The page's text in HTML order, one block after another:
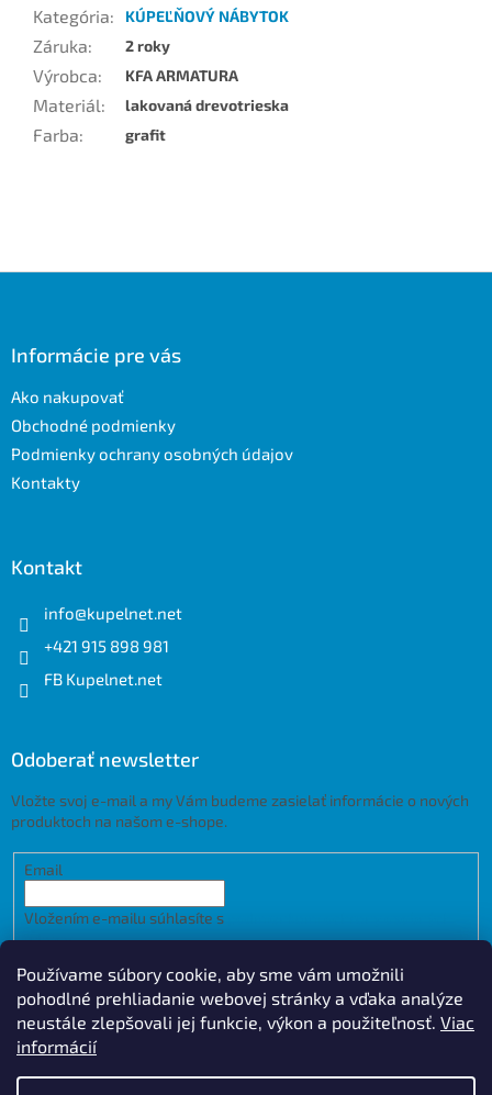
Používame súbory cookie, aby sme vám umožnili
pohodlné prehliadanie webovej stránky a vďaka analýze
neustále zlepšovali jej funkcie, výkon a použiteľnosť. Viac
informácií
Kategória: KÚPEĽŇOVÝ NÁBYTOK
Záruka: 2 roky
Výrobca: KFA ARMATURA
Materiál: lakovaná drevotrieska
Farba: grafit
Informácie pre vás
Ako nakupovať
Obchodné podmienky
Podmienky ochrany osobných údajov
Kontakty
Kontakt
info@kupelnet.net
+421 915 898 981
FB Kupelnet.net
Odoberať newsletter
Vložte svoj e-mail a my Vám budeme zasielať informácie o nových
produktoch na našom e-shope.
Email
Vložením e-mailu súhlasíte s
údajov
PRIHLÁSIŤ SA